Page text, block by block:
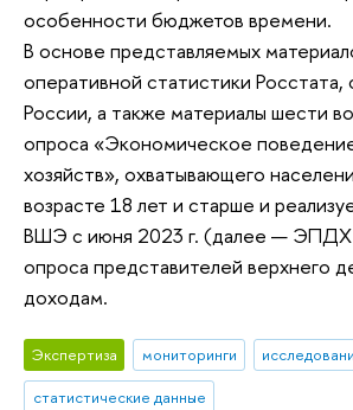
особенности бюджетов времени.
В основе представляемых
оперативной статистики Росстата,
России, а также материалы шести
опроса «Экономическое
хозяйств», охватывающего
возрасте 18 лет и старше и
ВШЭ с июня 2023 г. (далее —
опроса представителей верхнего
доходам.
Экспертиза мониторинги
статистические данные